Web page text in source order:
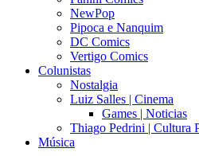
NewPop
Pipoca e Nanquim
DC Comics
Vertigo Comics
Colunistas
Nostalgia
Luiz Salles | Cinema
Games | Noticias
Thiago Pedrini | Cultura
Música